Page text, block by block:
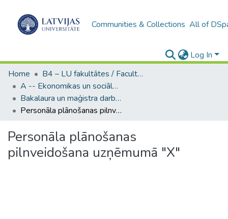
Communities & Collections All of
Log In
Home
B4 – LU fakultātes / Faculties of the UL
A -- Ekonomikas un sociālo zinātņu fakultāte / Faculty of Economics and Social Sciences
Bakalaura un maģistra darbi (ESZF) / Bachelor's and Master's theses
Personāla plānošanas pilnveidošana uzņēmumā "X"
Personāla plānošanas
pilnveidošana uzņēmumā "X"